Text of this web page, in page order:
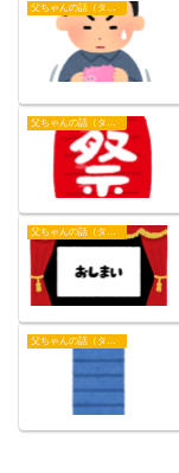
父ちゃんの話（タイガース）
父ちゃんの話（タイガース）